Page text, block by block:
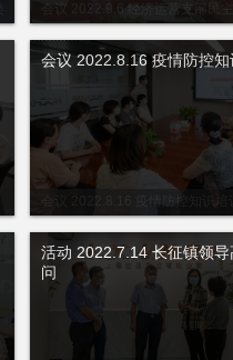
会议 2022.9.6 经济运营支部民
会议 2022.8.16 疫情防控知识培
会议 2022.8.16 疫情防控知
活动 2022.7.14 长征镇领导
问